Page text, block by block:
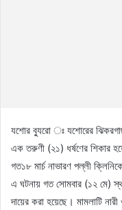
যশোর ব্যুরো ঃ যশোরের
এক তরুণী (২১) ধর্ষণের শিকার
গত১৮ মার্চ নাভারণ পল্লী
এ ঘটনায় গত সোমবার (১২ মে)
দায়ের করা হয়েছে। মামলাটি